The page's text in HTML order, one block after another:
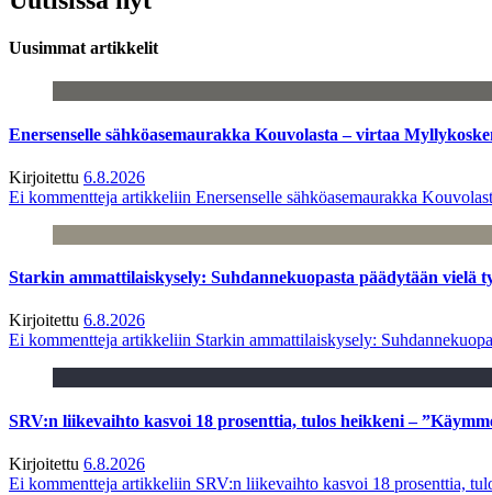
Uusimmat artikkelit
Enersenselle sähköasemaurakka Kouvolasta – virtaa
Kirjoitettu 6.8.2026
Ei kommentteja artikkeliin Enersenselle sähköasemaurakka
Starkin ammattilaiskysely: Suhdannekuopasta päädytään vielä
Kirjoitettu 6.8.2026
Ei kommentteja artikkeliin Starkin ammattilaiskysely:
SRV:n liikevaihto kasvoi 18 prosenttia, tulos heikkeni –
Kirjoitettu 6.8.2026
Ei kommentteja artikkeliin SRV:n liikevaihto kasvoi 18 prosenttia,